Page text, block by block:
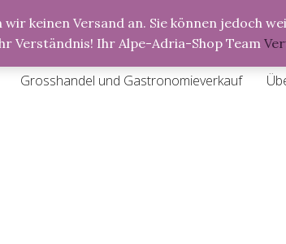
keinen Versand an. Sie können jedoch
Verständnis! Ihr Alpe-Adria-Shop Team
Anmeldung Registrierung
search
Grosshandel und Gastronomieverkauf